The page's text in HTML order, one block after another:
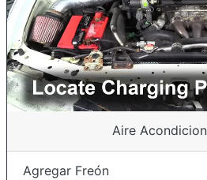
Aire
Agregar Freón